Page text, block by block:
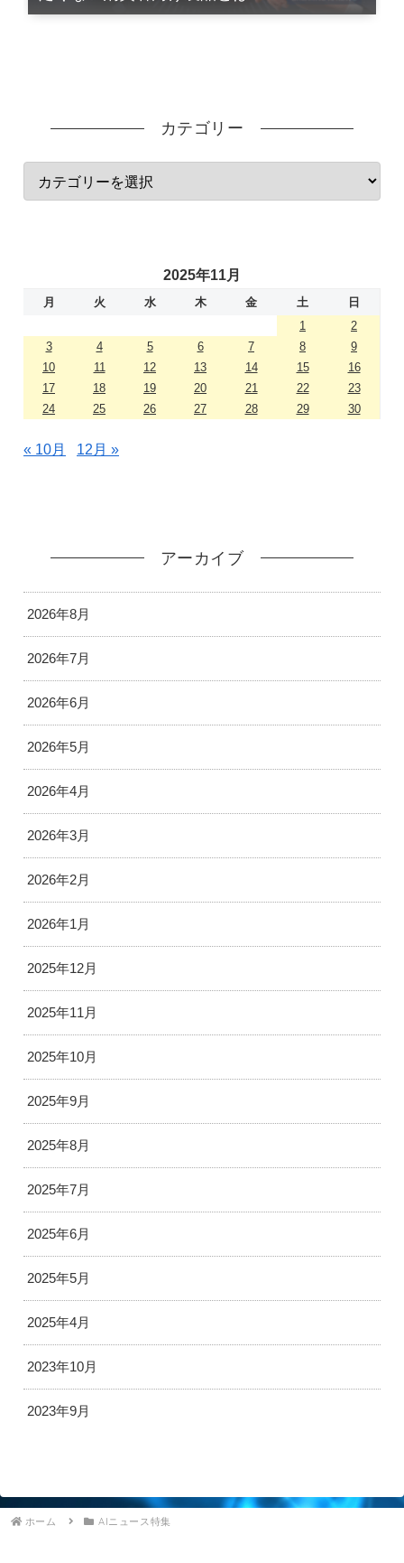
カテゴリー
2025年11月
月 火 水 木 金 土
日
1
2
3
4 5 6 7 8
9
10
11 12 13 14 15
16
17
18 19 20 21 22
23
24
25 26 27 28 29 30
« 10月 12月 »
アーカイブ
2026年8月
2026年7月
2026年6月
2026年5月
2026年4月
2026年3月
2026年2月
2026年1月
2025年12月
2025年11月
2025年10月
2025年9月
2025年8月
2025年7月
2025年6月
2025年5月
2025年4月
2023年10月
2023年9月
ホーム AIニュース特集